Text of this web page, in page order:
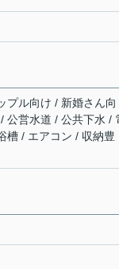
プル向け / 新婚さん向
公営水道 / 公共下水 /
槽 / エアコン / 収納豊